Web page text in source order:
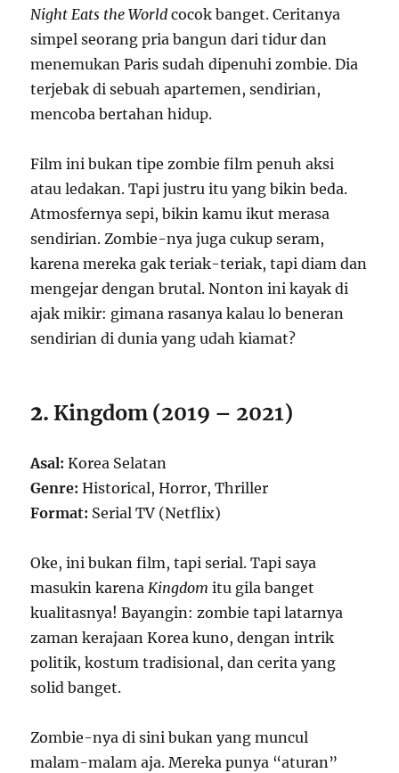
Night Eats the World cocok banget. Ceritanya
simpel seorang pria bangun dari tidur dan
menemukan Paris sudah dipenuhi zombie. Dia
terjebak di sebuah apartemen, sendirian,
mencoba bertahan hidup.
Film ini bukan tipe zombie film penuh aksi
atau ledakan. Tapi justru itu yang bikin beda.
Atmosfernya sepi, bikin kamu ikut merasa
sendirian. Zombie-nya juga cukup seram,
karena mereka gak teriak-teriak, tapi diam dan
mengejar dengan brutal. Nonton ini kayak di
ajak mikir: gimana rasanya kalau lo beneran
sendirian di dunia yang udah kiamat?
2. Kingdom (2019 – 2021)
Asal: Korea Selatan
Genre: Historical, Horror, Thriller
Format: Serial TV (Netflix)
Oke, ini bukan film, tapi serial. Tapi saya
masukin karenaKingdom itu gila banget
kualitasnya! Bayangin: zombie tapi latarnya
zaman kerajaan Korea kuno, dengan intrik
politik, kostum tradisional, dan cerita yang
solid banget.
Zombie-nya di sini bukan yang muncul
malam-malam aja. Mereka punya “aturan”